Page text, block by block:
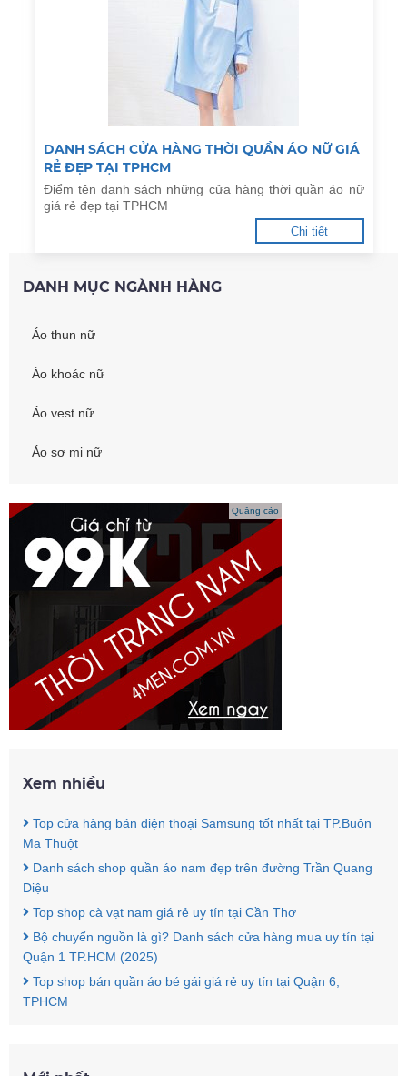
DANH SÁCH CỬA HÀNG THỜI QUẦN ÁO NỮ GIÁ
RẺ ĐẸP TẠI TPHCM
Điểm tên danh sách những cửa hàng thời quần áo nữ
giá rẻ đẹp tại TPHCM
Chi tiết
DANH MỤC NGÀNH HÀNG
Áo thun nữ
Áo khoác nữ
Áo vest nữ
Áo sơ mi nữ
Quảng cáo
Xem nhiều
Top cửa hàng bán điện thoại Samsung tốt nhất tại TP.Buôn
Ma Thuột
Danh sách shop quần áo nam đẹp trên đường Trần Quang
Diệu
Top shop cà vạt nam giá rẻ uy tín tại Cần Thơ
Bộ chuyển nguồn là gì? Danh sách cửa hàng mua uy tín tại
Quận 1 TP.HCM (2025)
Top shop bán quần áo bé gái giá rẻ uy tín tại Quận 6,
TPHCM